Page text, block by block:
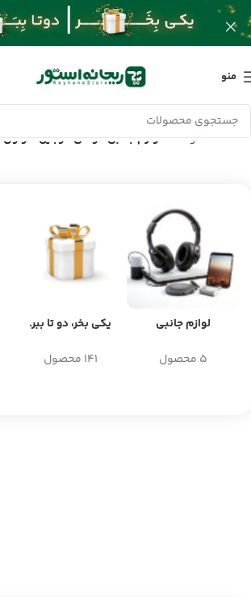
منو
خانه/محصولات/لوازم جانبی گوشی موبایل هواوی Huawei
لوازم جانبی
5 محصول
یکی بخر، دو تا ببر.
141 محصول